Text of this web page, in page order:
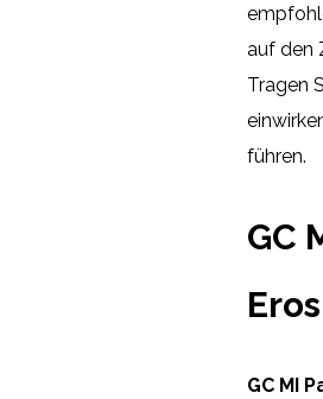
auf den
Tragen
führen.
GC
GC MI